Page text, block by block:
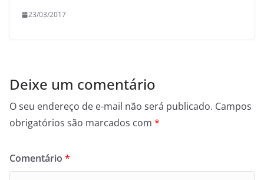
23/03/2017
Deixe um comentário
O seu endereço de e-mail não será publicado. Campos
obrigatórios são marcados com *
Comentário *